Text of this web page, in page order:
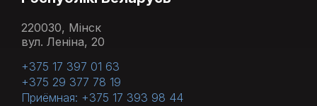
220030, Мінск
вул. Леніна, 20
+375 17 397 01 63
+375 29 377 78 19
Приёмная: +375 17 393 98 44